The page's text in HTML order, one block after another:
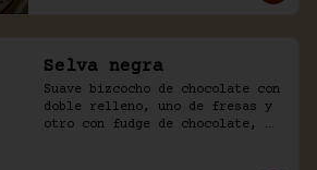
Selva negra
Suave bizcocho de chocolate con
doble relleno, uno de fresas y
otro con fudge de chocolate,